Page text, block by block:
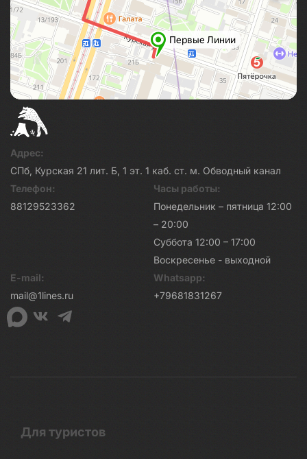
Адрес:
СПб, Курская 21 лит. Б, 1 эт. 1 каб. ст. м. Обводный канал
Телефон:
88129523362
Часы работы:
Понедельник – пятница 12:00
– 20:00
Суббота 12:00 – 17:00
Воскресенье - выходной
E-mail:
mail@1lines.ru
Whatsapp:
+79681831267
Для туристов